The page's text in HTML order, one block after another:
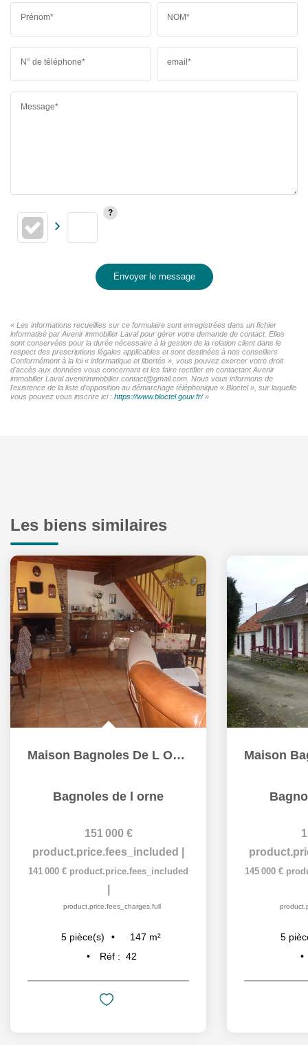
Prénom* NOM*
N° de téléphone* email*
Message*
Envoyer le message
« Les informations recueillies sur ce formulaire sont enregistrées dans un fichier
informatisé par Avenir immobilier Laval pour gérer votre demande de contact. Elles
sont conservées pour la durée nécessaire à la gestion de la relation client dans le
respect des prescriptions légales applicables et sont destinées à nos conseillers
Conformément à la loi « informatique et libertés », vous pouvez exercer votre droit
d'accès aux données vous concernant et les faire rectifier en contactant Avenir
immobilier Laval avenirimmobilier.contact@gmail.com. Nous vous informons de
l'existence de la liste d'opposition au démarchage téléphonique « Bloctel », sur laquelle
vous pouvez vous inscrire ici : https://www.bloctel.gouv.fr/»
Les biens similaires
Maison Bagnoles De L Orne
Bagnoles de l orne
151 000 €
product.price.fees_included
141 000 € product.price.fees_included
product.price.fees_charges.full
5 pièce(s) 147 m²
Réf : 42
145 000 €
5